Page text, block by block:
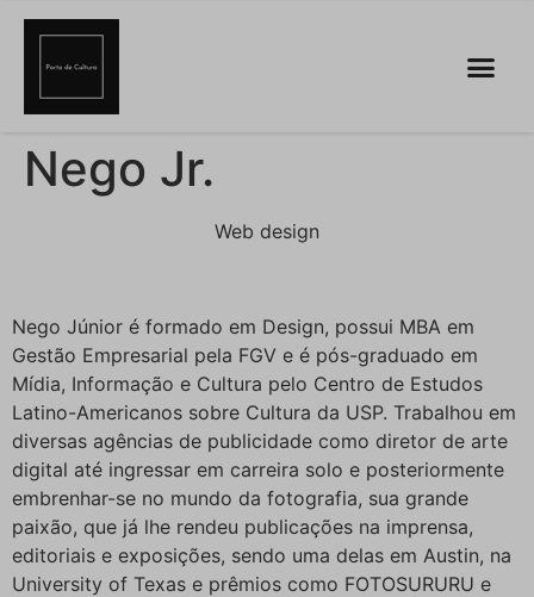
Nego Jr.
Web design
Nego Júnior é formado em Design, possui MBA em
Gestão Empresarial pela FGV e é pós-graduado em
Mídia, Informação e Cultura pelo Centro de Estudos
Latino-Americanos sobre Cultura da USP. Trabalhou em
diversas agências de publicidade como diretor de arte
digital até ingressar em carreira solo e posteriormente
embrenhar-se no mundo da fotografia, sua grande
paixão, que já lhe rendeu publicações na imprensa,
editoriais e exposições, sendo uma delas em Austin, na
University of Texas e prêmios como FOTOSURURU e